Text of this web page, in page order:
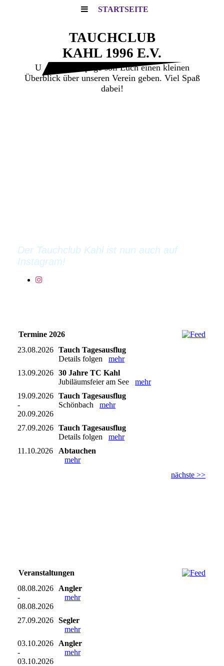
STARTSEITE
TAUCHCLUB
KAHL 1996 E.V.
Unsere Homepage soll Euch einen kleinen
Überblick über unseren Verein geben. Viel Spaß
dabei!
Der Tauchclub Kahl ist nun auch auf
Instagram!
Termine 2026
23.08.2026 Tauch Tagesausflug
Details folgen mehr
13.09.2026 30 Jahre TC Kahl
Jubiläumsfeier am See mehr
19.09.2026
-
20.09.2026
Tauch Tagesausflug
Schönbach mehr
27.09.2026 Tauch Tagesausflug
Details folgen mehr
11.10.2026
Abtauchen
mehr
nächste >>
Veranstaltungen
08.08.2026
-
08.08.2026
Angler
mehr
27.09.2026 Segler
mehr
03.10.2026
-
03.10.2026
Angler
mehr